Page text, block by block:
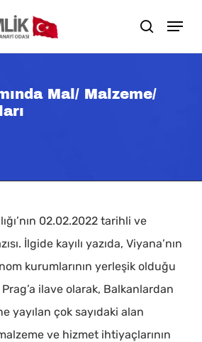
search
Mal/ Malzeme/
02.02.2022 tarihli ve
İlgide kayılı yazıda, Viyana’nın
kurumlarının yerleşik olduğu
ilave olarak, Balkanlardan
yayılan çok sayıdaki alan
ve hizmet ihtiyaçlarının